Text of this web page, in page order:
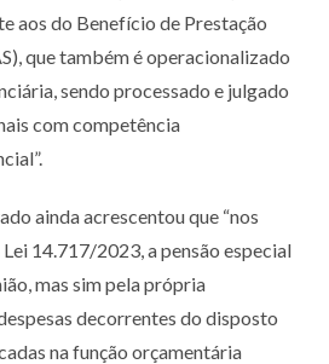
aos do Benefício de Prestação
que também é operacionalizado
sendo processado e julgado
com competência
ainda acrescentou que “nos
14.717/2023, a pensão especial
mas sim pela própria
decorrentes do disposto
na função orçamentária